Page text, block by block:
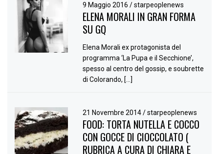
9 Maggio 2016/ starpeoplenews
ELENA MORALI IN GRAN FORMA
SU GQ
Elena Morali ex protagonista del
programma ‘La Pupa e il Secchione’,
spesso al centro del gossip, e soubrette
di Colorando, […]
21 Novembre 2014/ starpeoplenews
FOOD: TORTA NUTELLA E COCCO
CON GOCCE DI CIOCCOLATO (
RUBRICA A CURA DI CHIARA E